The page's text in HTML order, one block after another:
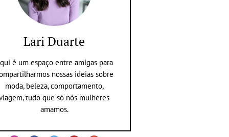
Lari Duarte
é um espaço entre amigas para
nossas ideias sobre
moda, beleza, comportamento,
tudo que só nós mulheres
amamos.